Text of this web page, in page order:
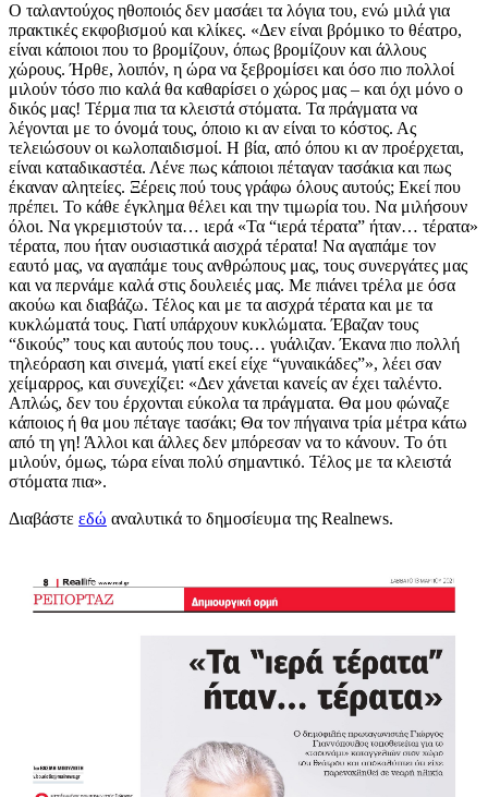
Ο ταλαντούχος ηθοποιός δεν μασάει τα λόγια του, ενώ μιλά για
πρακτικές εκφοβισμού και κλίκες. «Δεν είναι βρόμικο το θέατρο,
είναι κάποιοι που το βρομίζουν, όπως βρομίζουν και άλλους
χώρους. Ήρθε, λοιπόν, η ώρα να ξεβρομίσει και όσο πιο πολλοί
μιλούν τόσο πιο καλά θα καθαρίσει ο χώρος μας – και όχι μόνο ο
δικός μας! Τέρμα πια τα κλειστά στόματα. Τα πράγματα να
λέγονται με το όνομά τους, όποιο κι αν είναι το κόστος. Ας
τελειώσουν οι κωλοπαιδισμοί. Η βία, από όπου κι αν προέρχεται,
είναι καταδικαστέα. Λένε πως κάποιοι πέταγαν τασάκια και πως
έκαναν αλητείες. Ξέρεις πού τους γράφω όλους αυτούς; Εκεί που
πρέπει. Το κάθε έγκλημα θέλει και την τιμωρία του. Να μιλήσουν
όλοι. Να γκρεμιστούν τα… ιερά «Τα “ιερά τέρατα” ήταν… τέρατα»
τέρατα, που ήταν ουσιαστικά αισχρά τέρατα! Να αγαπάμε τον
εαυτό μας, να αγαπάμε τους ανθρώπους μας, τους συνεργάτες μας
και να περνάμε καλά στις δουλειές μας. Με πιάνει τρέλα με όσα
ακούω και διαβάζω. Τέλος και με τα αισχρά τέρατα και με τα
κυκλώματά τους. Γιατί υπάρχουν κυκλώματα. Έβαζαν τους
“δικούς” τους και αυτούς που τους… γυάλιζαν. Έκανα πιο πολλή
τηλεόραση και σινεμά, γιατί εκεί είχε “γυναικάδες”», λέει σαν
χείμαρρος, και συνεχίζει: «Δεν χάνεται κανείς αν έχει ταλέντο.
Απλώς, δεν του έρχονται εύκολα τα πράγματα. Θα μου φώναζε
κάποιος ή θα μου πέταγε τασάκι; Θα τον πήγαινα τρία μέτρα κάτω
από τη γη! Άλλοι και άλλες δεν μπόρεσαν να το κάνουν. Το ότι
μιλούν, όμως, τώρα είναι πολύ σημαντικό. Τέλος με τα κλειστά
στόματα πια».
Διαβάστε εδώ αναλυτικά το δημοσίευμα της Realnews.